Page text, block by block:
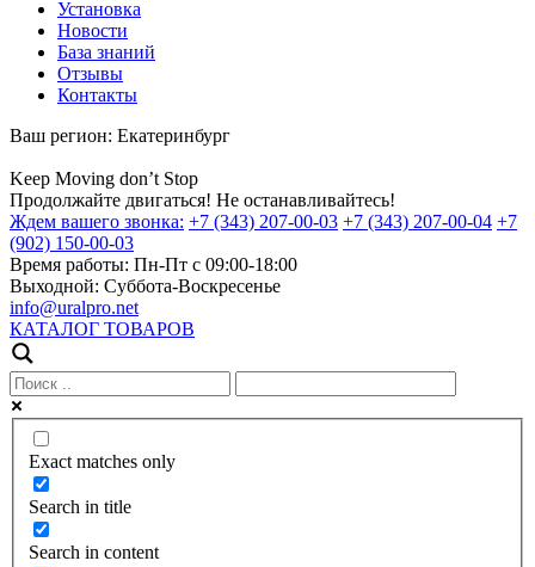
Установка
Новости
База знаний
Отзывы
Контакты
Ваш регион: Екатеринбург
Keep Moving don’t Stop
Продолжайте двигаться! Не останавливайтесь!
Ждем вашего звонка: +7 (343) 207-00-03 +7 (343) 207-00-04 +7
(902) 150-00-03
Время работы: Пн-Пт с 09:00-18:00
Выходной: Суббота-Воскресенье
info@uralpro.net
КАТАЛОГ ТОВАРОВ
Exact matches only
Search in title
Search in content